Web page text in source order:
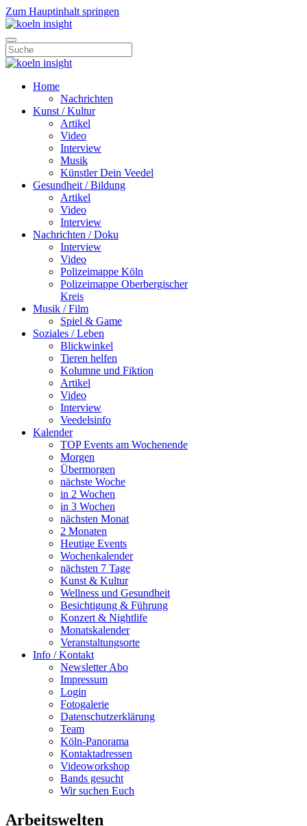
Zum Hauptinhalt springen
Home
Nachrichten
Kunst / Kultur
Artikel
Video
Interview
Musik
Künstler Dein Veedel
Gesundheit / Bildung
Artikel
Video
Interview
Nachrichten / Doku
Interview
Video
Polizeimappe Köln
Polizeimappe Oberbergischer
Kreis
Musik / Film
Spiel & Game
Soziales / Leben
Blickwinkel
Tieren helfen
Kolumne und Fiktion
Artikel
Video
Interview
Veedelsinfo
Kalender
TOP Events am Wochenende
Morgen
Übermorgen
nächste Woche
in 2 Wochen
in 3 Wochen
nächsten Monat
2 Monaten
Heutige Events
Wochenkalender
nächsten 7 Tage
Kunst & Kultur
Wellness und Gesundheit
Besichtigung & Führung
Konzert & Nightlife
Monatskalender
Veranstaltungsorte
Info / Kontakt
Newsletter Abo
Impressum
Login
Fotogalerie
Datenschutzerklärung
Team
Köln-Panorama
Kontaktadressen
Videoworkshop
Bands gesucht
Wir suchen Euch
Arbeitswelten